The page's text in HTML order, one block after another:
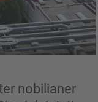
nobilianer